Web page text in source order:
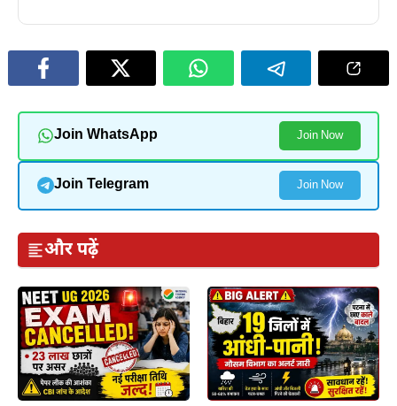
Join WhatsApp Join Now
Join Telegram Join Now
और पढ़ें